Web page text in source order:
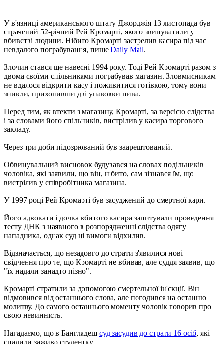
У в'язниці американського штату Джорджія 13 листопада був
страчений 52-річний Рей Кромарті, якого звинуватили у
вбивстві людини. Нібито Кромарті застрелив касира під час
невдалого пограбування, пише Daily Mail.
Злочин стався ще навесні 1994 року. Тоді Рей Кромарті разом з
двома своїми спільниками пограбував магазин. Зловмисникам
не вдалося відкрити касу і поживитися готівкою, тому вони
зникли, прихопивши дві упаковки пива.
Перед тим, як втекти з магазину, Кромарті, за версією слідства
і за словами його спільників, вистрілив у касира торгового
закладу.
Через три доби підозрюваний був заарештований.
Обвинувальний висновок будувався на словах подільників
чоловіка, які заявили, що він, нібито, сам зізнався їм, що
вистрілив у співробітника магазина.
У 1997 році Рей Кромарті був засуджений до смертної кари.
Його адвокати і дочка вбитого касира запитували проведення
тесту ДНК з наявного в розпорядженні слідства одягу
нападника, однак суд ці вимоги відхилив.
Відзначається, що незадовго до страти з'явилися нові
свідчення про те, що Кромарті не вбивав, але суддя заявив, що
"їх надали занадто пізно".
Кромарті стратили за допомогою смертельної ін'єкції. Він
відмовився від останнього слова, але погодився на останню
молитву. До самого останнього моменту чоловік говорив про
свою невинність.
Нагадаємо, що в Бангладеш суд засудив до страти 16 осіб, які
спалили заживо студентку.